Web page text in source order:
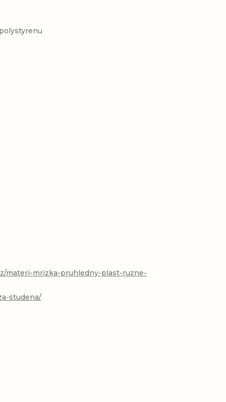
materi-mrizka-pruhledny-plast-ruzne-
studena/